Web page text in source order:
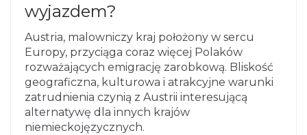
wyjazdem?
Austria, malowniczy kraj położony w sercu
Europy, przyciąga coraz więcej Polaków
rozważających emigrację zarobkową. Bliskość
geograficzna, kulturowa i atrakcyjne warunki
zatrudnienia czynią z Austrii interesującą
alternatywę dla innych krajów
niemieckojęzycznych.